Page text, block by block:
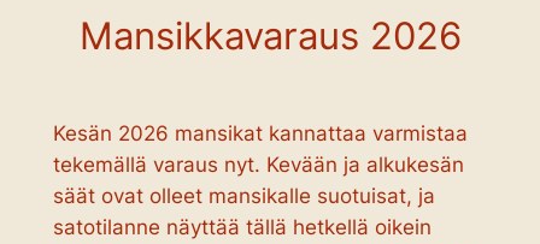
Mansikkavaraus 2026
Kesän 2026 mansikat kannattaa varmistaa
tekemällä varaus nyt. Kevään ja alkukesän
säät ovat olleet mansikalle suotuisat, ja
satotilanne näyttää tällä hetkellä oikein